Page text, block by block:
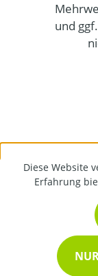
und
Diese Website
Erfahrung